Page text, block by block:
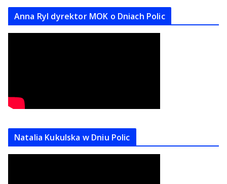
Anna Ryl dyrektor MOK o Dniach Polic
Natalia Kukulska w Dniu Polic